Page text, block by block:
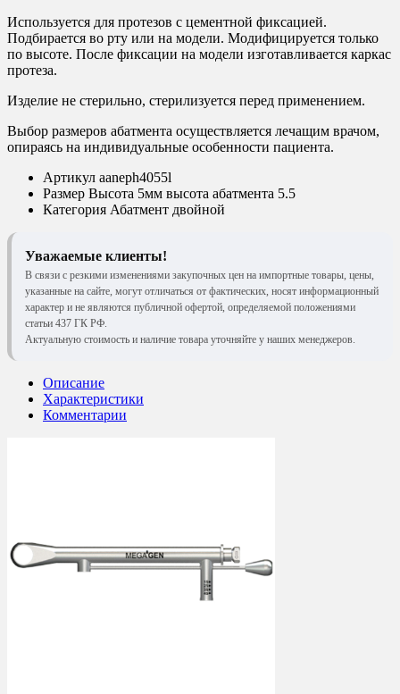
Используется для протезов с цементной фиксацией.
Подбирается во рту или на модели. Модифицируется только
по высоте. После фиксации на модели изготавливается каркас
протеза.
Изделие не стерильно, стерилизуется перед применением.
Выбор размеров абатмента осуществляется лечащим врачом,
опираясь на индивидуальные особенности пациента.
Артикул aaneph4055l
Размер Высота 5мм высота абатмента 5.5
Категория Абатмент двойной
Уважаемые клиенты!
В связи с резкими изменениями закупочных цен на импортные товары, цены,
указанные на сайте, могут отличаться от фактических, носят информационный
характер и не являются публичной офертой, определяемой положениями
статьи 437 ГК РФ.
Актуальную стоимость и наличие товара уточняйте у наших менеджеров.
Описание
Характеристики
Комментарии